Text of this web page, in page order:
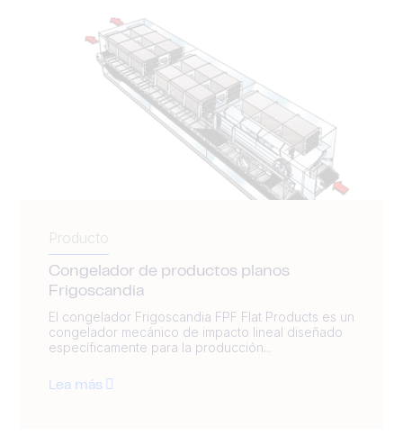
Producto
Congelador de productos planos
Frigoscandia
El congelador Frigoscandia FPF Flat Products es un
congelador mecánico de impacto lineal diseñado
específicamente para la producción...
Lea más